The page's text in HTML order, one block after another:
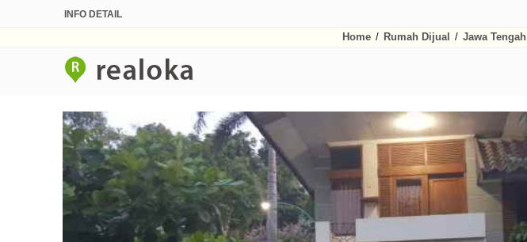
INFO DETAIL
Home / Rumah Dijual / Jawa Tengah